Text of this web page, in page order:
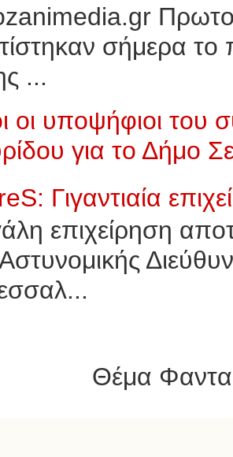
σήμερα το
...
οι υποψήφιοι του
για το Δήμο
Γιγαντιαία
επιχείρηση
Θέμα